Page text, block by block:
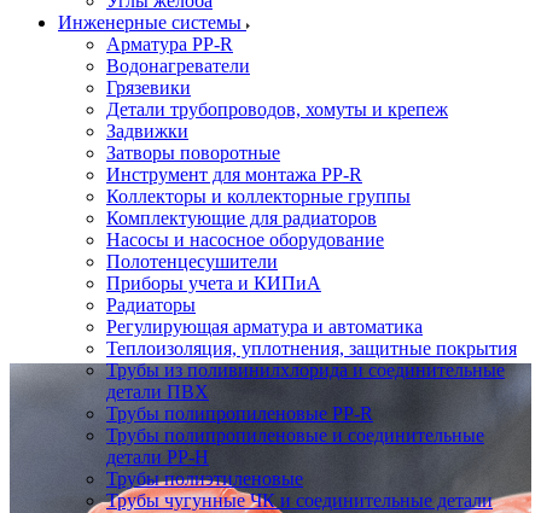
Инженерные системы
Арматура PP-R
Водонагреватели
Грязевики
Детали трубопроводов, хомуты и крепеж
Задвижки
Затворы поворотные
Инструмент для монтажа PP-R
Коллекторы и коллекторные группы
Комплектующие для радиаторов
Насосы и насосное оборудование
Полотенцесушители
Приборы учета и КИПиА
Радиаторы
Регулирующая арматура и автоматика
Теплоизоляция, уплотнения, защитные покрытия
Трубы из поливинилхлорида и соединительные
детали ПВХ
Трубы полипропиленовые PP-R
Трубы полипропиленовые и соединительные
детали PP-H
Трубы полиэтиленовые
Трубы чугунные ЧК и соединительные детали